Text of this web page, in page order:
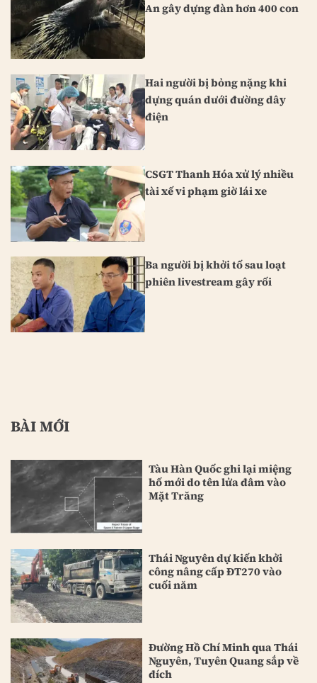
An gây dựng đàn hơn 400 con
Hai người bị bỏng nặng khi
dựng quán dưới đường dây
điện
CSGT Thanh Hóa xử lý nhiều
tài xế vi phạm giờ lái xe
Ba người bị khởi tố sau loạt
phiên livestream gây rối
BÀI MỚI
Tàu Hàn Quốc ghi lại miệng
hố mới do tên lửa đâm vào
Mặt Trăng
Thái Nguyên dự kiến khởi
công nâng cấp ĐT270 vào
cuối năm
Đường Hồ Chí Minh qua Thái
Nguyên, Tuyên Quang sắp về
đích